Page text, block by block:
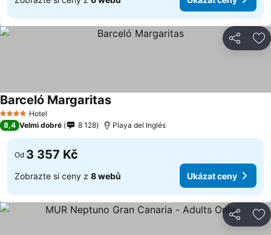
Sdílet
4 Počet hvězdiček
Hotel
Barceló Margaritas
8,4 Velmi dobré 8 128 Playa del Inglés
Od 3 357 Kč
Zobrazte si ceny z 8 webů Ukázat ceny
Sdílet